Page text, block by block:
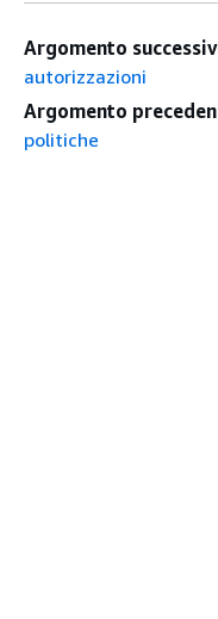
Argomento
autorizzazioni
Argomento
politiche